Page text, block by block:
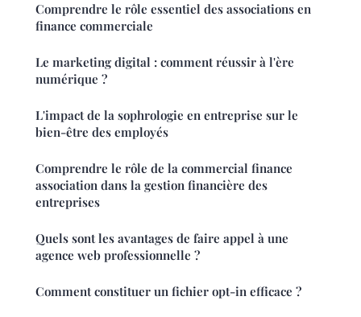
Comprendre le rôle essentiel des associations en
finance commerciale
Le marketing digital : comment réussir à l'ère
numérique ?
L'impact de la sophrologie en entreprise sur le
bien-être des employés
Comprendre le rôle de la commercial finance
association dans la gestion financière des
entreprises
Quels sont les avantages de faire appel à une
agence web professionnelle ?
Comment constituer un fichier opt-in efficace ?